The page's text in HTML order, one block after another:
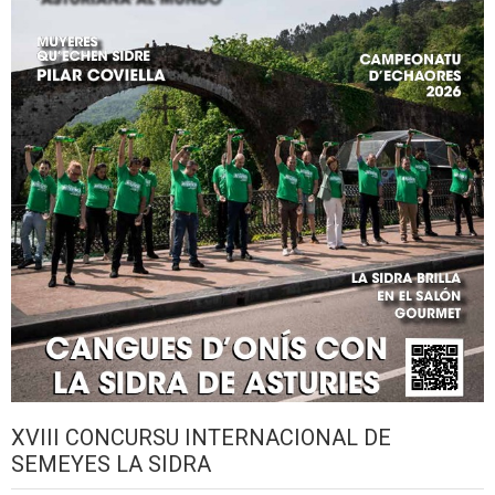
XVIII CONCURSU INTERNACIONAL DE
SEMEYES LA SIDRA